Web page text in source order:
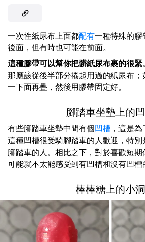
一次性紙尿布上面都配有一種特殊的膠
後面，但有時也可能在前面。
這種膠帶可以幫你把髒紙尿布裹的很緊
那應該從後半部分捲起用過的紙尿布；
一下面再疊，然後用膠帶固定好。
腳踏車坐墊上的
有些腳踏車坐墊中間有個凹槽 ，這是
這種凹槽很受騎腳踏車的人歡迎，特別
腳踏車的人。相比之下，對於喜歡短期
可能就不太能感受到有凹槽和沒有凹槽
棒棒糖上的小洞